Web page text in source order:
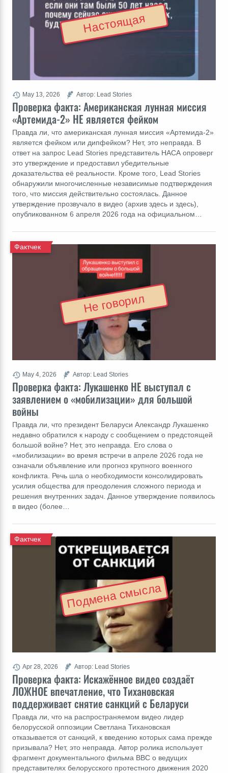
Проверка факта: Американская лунная миссия
«Артемида-2» НЕ является фейком
Правда ли, что американская лунная миссия «Артемида-2»
является фейком или дипфейком? Нет, это неправда. В
ответ на запрос Lead Stories представитель НАСА опроверг
это утверждение и предоставил убедительные
доказательства её реальности. Кроме того, Lead Stories
обнаружили многочисленные независимые подтверждения
того, что миссия действительно состоялась. Данное
утверждение прозвучало в видео (архив здесь и здесь),
опубликованном 6 апреля 2026 года на официальном…
May 13, 2026 Автор: Lead Stories
Настоящая
Проверка факта: Лукашенко НЕ выступал с
заявлением о «мобилизации» для большой
войны
Фактчек
Правда ли, что президент Беларуси Александр Лукашенко
недавно обратился к народу с сообщением о предстоящей
большой войне? Нет, это неправда. Его слова о
«мобилизации» во время встречи в апреле 2026 года не
означали объявление или прогноз крупного военного
конфликта. Речь шла о необходимости консолидировать
усилия общества для преодоления сложного периода и
решения внутренних задач. Данное утверждение появилось
в видео (более…
May 4, 2026 Автор: Lead Stories
Не говорил
Проверка факта: Искажённое видео создаёт
ЛОЖНОЕ впечатление, что Тихановская
поддерживает снятие санкций с Беларуси
Фактчек
Правда ли, что на распространяемом видео лидер
белорусской оппозиции Светлана Тихановская
отказывается от санкций, к введению которых сама прежде
призывала? Нет, это неправда. Автор ролика использует
фрагмент документального фильма BBC о ведущих
представителях белорусского протестного движения 2020
Apr 28, 2026 Автор: Lead Stories
Подмена смысла